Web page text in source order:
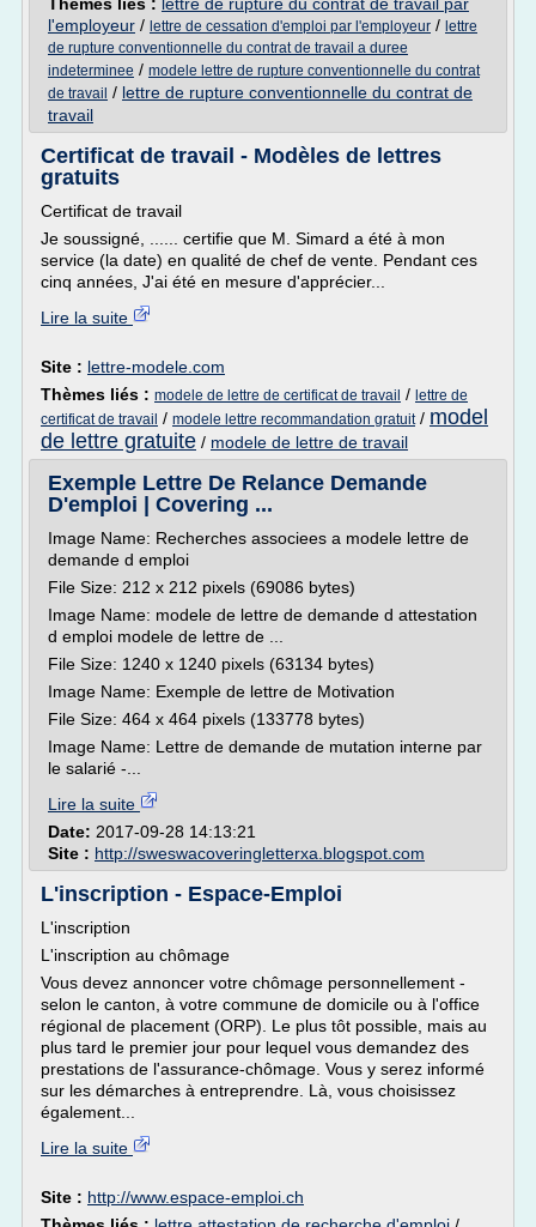
l'employeur / lettre de cessation d'emploi par l'employeur / lettre
de rupture conventionnelle du contrat de travail a duree
indeterminee / modele lettre de rupture conventionnelle du contrat
de travail / lettre de rupture conventionnelle du contrat de
travail
Certificat de travail - Modèles de lettres
gratuits
Certificat de travail
Je soussigné, ...... certifie que M. Simard a été à mon
service (la date) en qualité de chef de vente. Pendant ces
cinq années, J'ai été en mesure d'apprécier...
Lire la suite
Site : lettre-modele.com
Thèmes liés : modele de lettre de certificat de travail / lettre de
certificat de travail / modele lettre recommandation gratuit/ model
de lettre gratuite / modele de lettre de travail
Exemple Lettre De Relance Demande
D'emploi | Covering ...
Image Name: Recherches associees a modele lettre de
demande d emploi
File Size: 212 x 212 pixels (69086 bytes)
Image Name: modele de lettre de demande d attestation
d emploi modele de lettre de ...
File Size: 1240 x 1240 pixels (63134 bytes)
Image Name: Exemple de lettre de Motivation
File Size: 464 x 464 pixels (133778 bytes)
Image Name: Lettre de demande de mutation interne par
le salarié -...
Lire la suite
Date: 2017-09-28 14:13:21
Site : http://sweswacoveringletterxa.blogspot.com
L'inscription - Espace-Emploi
L'inscription
L'inscription au chômage
Vous devez annoncer votre chômage personnellement -
selon le canton, à votre commune de domicile ou à l'office
régional de placement (ORP). Le plus tôt possible, mais au
plus tard le premier jour pour lequel vous demandez des
prestations de l'assurance-chômage. Vous y serez informé
sur les démarches à entreprendre. Là, vous choisissez
également...
Lire la suite
Site : http://www.espace-emploi.ch